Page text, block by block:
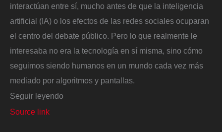
interactúan entre sí, mucho antes de que la inteligencia
artificial (IA) o los efectos de las redes sociales ocuparan
el centro del debate público. Pero lo que realmente le
interesaba no era la tecnología en sí misma, sino cómo
seguimos siendo humanos en un mundo cada vez más
mediado por algoritmos y pantallas.
Seguir leyendo
Source link